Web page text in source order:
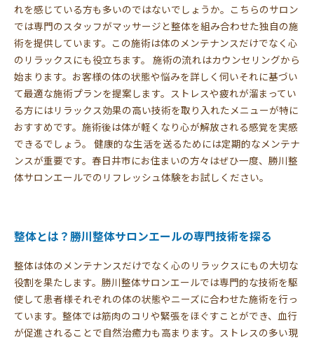
れを感じている方も多いのではないでしょうか。こちらのサロン
では専門のスタッフがマッサージと整体を組み合わせた独自の施
術を提供しています。この施術は体のメンテナンスだけでなく心
のリラックスにも役立ちます。 施術の流れはカウンセリングから
始まります。お客様の体の状態や悩みを詳しく伺いそれに基づい
て最適な施術プランを提案します。ストレスや疲れが溜まってい
る方にはリラックス効果の高い技術を取り入れたメニューが特に
おすすめです。施術後は体が軽くなり心が解放される感覚を実感
できるでしょう。 健康的な生活を送るためには定期的なメンテナ
ンスが重要です。春日井市にお住まいの方々はぜひ一度、勝川整
体サロンエールでのリフレッシュ体験をお試しください。
整体とは？勝川整体サロンエールの専門技術を探る
整体は体のメンテナンスだけでなく心のリラックスにもの大切な
役割を果たします。勝川整体サロンエールでは専門的な技術を駆
使して患者様それぞれの体の状態やニーズに合わせた施術を行っ
ています。整体では筋肉のコリや緊張をほぐすことができ、血行
が促進されることで自然治癒力も高まります。ストレスの多い現